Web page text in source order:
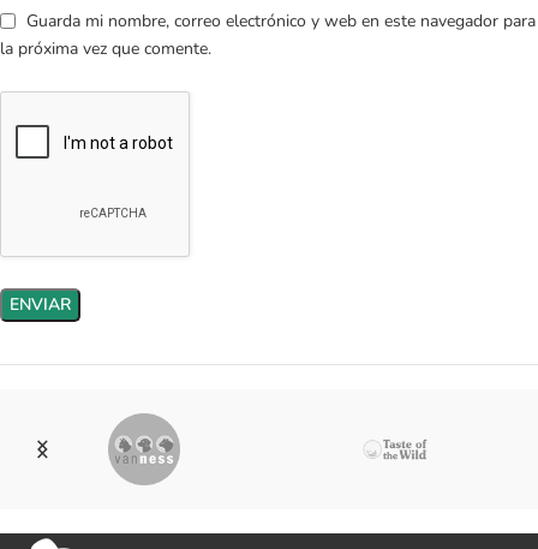
Guarda mi nombre, correo electrónico y web en este navegador para
la próxima vez que comente.